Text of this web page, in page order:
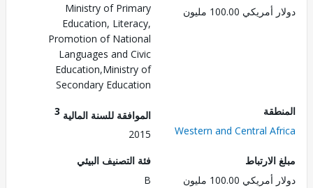
100.00 مليون
Ministry of Primary
Education, Literacy,
Promotion of National
Languages and Civic
Education,Ministry of
Secondary Education
Western and Central
الموافقة للسنة المالية3
2015
100.00 مليون
فئة التصنيف البيئي
B